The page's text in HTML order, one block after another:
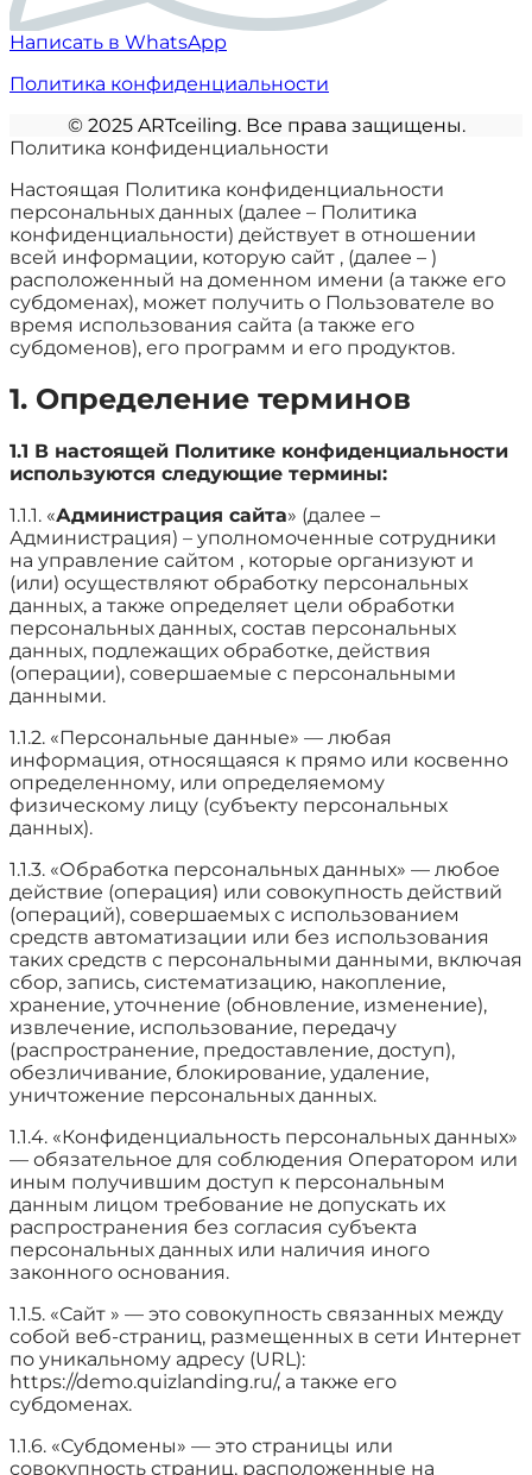
Написать в WhatsApp
Политика конфиденциальности
©️ 2025 ARTceiling. Все права защищены.
Политика конфиденциальности
Настоящая Политика конфиденциальности
персональных данных (далее – Политика
конфиденциальности) действует в отношении
всей информации, которую сайт , (далее – )
расположенный на доменном имени (а также его
субдоменах), может получить о Пользователе во
время использования сайта (а также его
субдоменов), его программ и его продуктов.
1. Определение терминов
1.1 В настоящей Политике конфиденциальности
используются следующие термины:
1.1.1. «Администрация сайта» (далее –
Администрация) – уполномоченные сотрудники
на управление сайтом , которые организуют и
(или) осуществляют обработку персональных
данных, а также определяет цели обработки
персональных данных, состав персональных
данных, подлежащих обработке, действия
(операции), совершаемые с персональными
данными.
1.1.2. «Персональные данные» — любая
информация, относящаяся к прямо или косвенно
определенному, или определяемому
физическому лицу (субъекту персональных
данных).
1.1.3. «Обработка персональных данных» — любое
действие (операция) или совокупность действий
(операций), совершаемых с использованием
средств автоматизации или без использования
таких средств с персональными данными, включая
сбор, запись, систематизацию, накопление,
хранение, уточнение (обновление, изменение),
извлечение, использование, передачу
(распространение, предоставление, доступ),
обезличивание, блокирование, удаление,
уничтожение персональных данных.
1.1.4. «Конфиденциальность персональных данных»
— обязательное для соблюдения Оператором или
иным получившим доступ к персональным
данным лицом требование не допускать их
распространения без согласия субъекта
персональных данных или наличия иного
законного основания.
1.1.5. «Сайт » — это совокупность связанных между
собой веб-страниц, размещенных в сети Интернет
по уникальному адресу (URL):
https://demo.quizlanding.ru/, а также его
субдоменах.
1.1.6. «Субдомены» — это страницы или
совокупность страниц, расположенные на